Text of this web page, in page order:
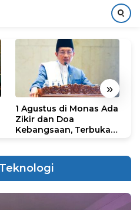
»
1 Agustus di Monas Ada
Zikir dan Doa
Kebangsaan, Terbuka